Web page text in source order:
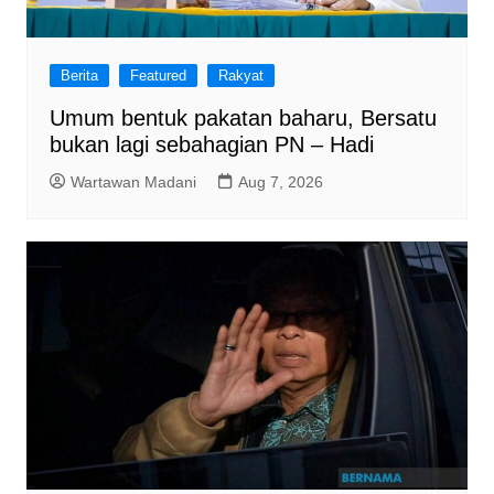
Berita Featured Rakyat
Umum bentuk pakatan baharu, Bersatu
bukan lagi sebahagian PN – Hadi
Wartawan Madani Aug 7, 2026